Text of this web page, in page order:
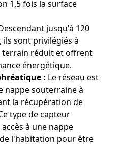
1,5 fois la surface
jusqu'à 120
sont privilégiés à
terrain réduit et offrent
énergétique.
: Le réseau est
nappe souterraine à
la récupération de
type de capteur
à une nappe
l'habitation pour être